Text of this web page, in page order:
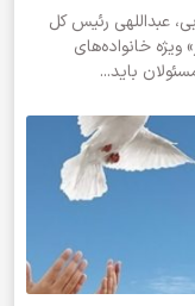
عبداللهی رئیس کل
خانواده‌های
باید...